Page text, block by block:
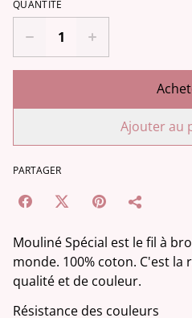
QUANTITÉ
Ajouter au
PARTAGER
Mouliné Spécial est le fil à
monde. 100% coton. C'est
qualité et de couleur.
Résistance des couleurs